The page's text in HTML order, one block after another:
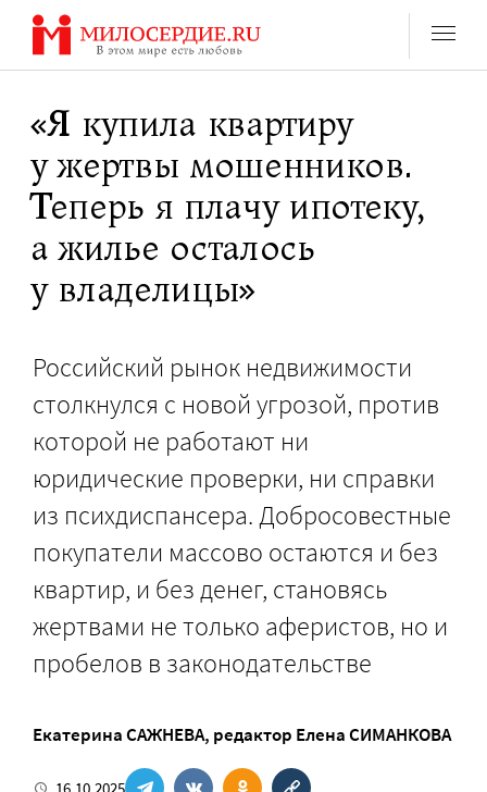
Перейти
содержанию
«Я купила квартиру
у жертвы мошенников.
Теперь я плачу ипотеку,
а жилье осталось
у владелицы»
Российский рынок недвижимости
столкнулся с новой угрозой, против
которой не работают ни
юридические проверки, ни справки
из психдиспансера. Добросовестные
покупатели массово остаются и без
квартир, и без денег, становясь
жертвами не только аферистов, но и
пробелов в законодательстве
Екатерина САЖНЕВА, редактор Елена СИМАНКОВА
16.10.2025